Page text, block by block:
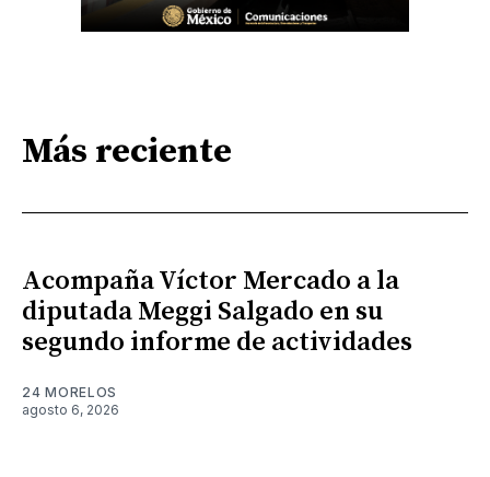
Más reciente
Acompaña Víctor Mercado a la
diputada Meggi Salgado en su
segundo informe de actividades
24 MORELOS
agosto 6, 2026